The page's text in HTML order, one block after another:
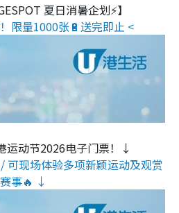
夏日消暑企划⚡】
限量1000张🔋送完即止 <
运动节2026电子门票！↓
可现场体验多项新颖运动及观赏
赛事🔥 ↓